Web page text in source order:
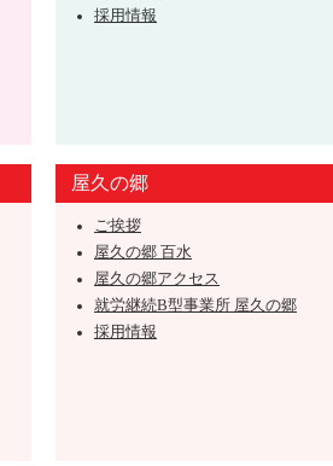
採用情報
屋久の郷
ご挨拶
屋久の郷 百水
屋久の郷アクセス
就労継続B型事業所 屋久の郷
採用情報